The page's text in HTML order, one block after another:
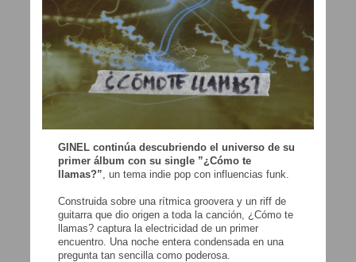
GINEL continúa descubriendo el universo de su
primer álbum con su single ”¿Cómo te
llamas?”, un tema indie pop con influencias funk.
Construida sobre una rítmica groovera y un riff de
guitarra que dio origen a toda la canción, ¿Cómo te
llamas? captura la electricidad de un primer
encuentro. Una noche entera condensada en una
pregunta tan sencilla como poderosa.